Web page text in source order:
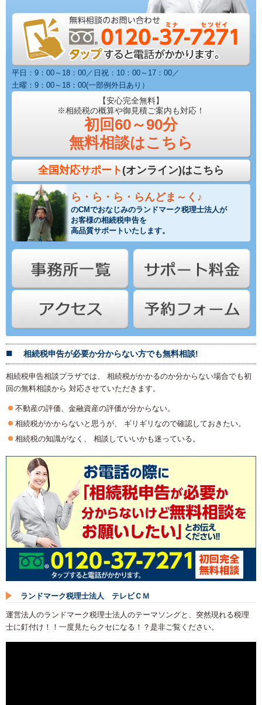
平日：9：00～18：00／日祝：10：00～17：00／
土曜：9：00～18：00(一部例外日あり）
【安心完全無料】
※相続税の概算や御見積ご案内も対応！
初回60～90分
無料相談はこちら
全国対応サポート(オンライン)はこちら
ら・ら・ら・らんどま～く♪
のCMでおなじみのランドマーク税理士法人が
お客様の相続税申告を
高品質サポートいたします。
相続税申告が必要か分からない方でも無料相談!
相続税申告相談プラザでは、 相続税がかかるのか分からない場合でも初
回の無料相談から 対応させていただきます。
不動産の評価、金融資産の評価が分からない。
相続税がかからないと思うが、 ギリギリなので確認しておきたい。
相続税の知識がなく、 相談していいかも迷っている。
ランドマーク税理士法人 テレビＣＭ
運営法人のランドマーク税理士法人のテーマソングと、突然現れる税理
士に釘付け！！一度見たらクセになる！？是非ご覧ください。